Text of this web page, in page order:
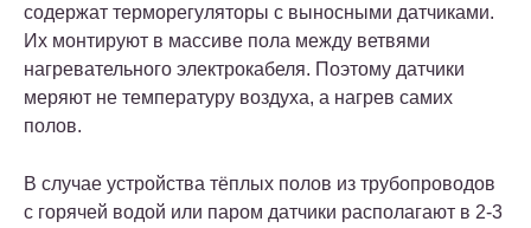
содержат терморегуляторы с выносными датчиками.
Их монтируют в массиве пола между ветвями
нагревательного электрокабеля. Поэтому датчики
меряют не температуру воздуха, а нагрев самих
полов.
В случае устройства тёплых полов из трубопроводов
с горячей водой или паром датчики располагают в 2-3